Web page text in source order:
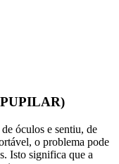
óculos e sentiu, de
o problema pode
Isto significa que a